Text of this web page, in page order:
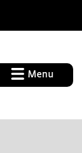
Menu